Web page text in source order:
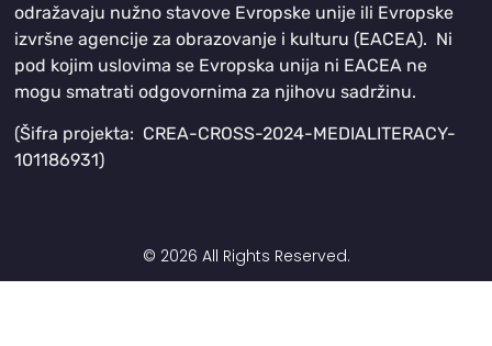
odražavaju nužno stavove Evropske unije ili Evropske
izvršne agencije za obrazovanje i kulturu (EACEA). Ni
pod kojim uslovima se Evropska unija ni EACEA ne
mogu smatrati odgovornima za njihovu sadržinu.
(Šifra projekta: CREA-CROSS-2024-MEDIALITERACY-
101186931)
© 2026 All Rights Reserved.